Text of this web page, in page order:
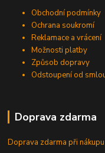
Obchodní podmínky
Ochrana soukromí
Reklamace a vrácení
Možnosti platby
Způsob dopravy
Odstoupení od
Doprava zdarma
Doprava zdarma při